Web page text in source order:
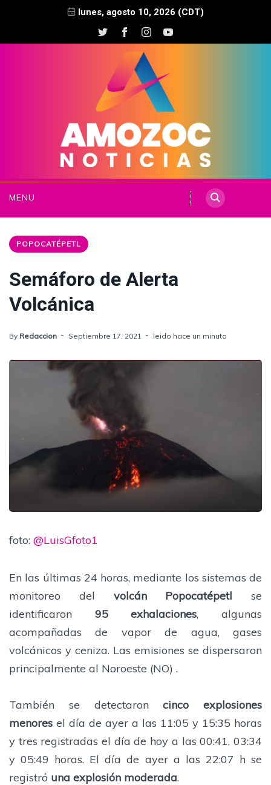
lunes, agosto 10, 2026 (CDT)
MENU
POPOCATÉPETL
Semáforo de Alerta
Volcánica
By Redaccion Septiembre 17, 2021 leido hace un minuto
foto: @LuisGfoto1
En las últimas 24 horas, mediante los sistemas de
monitoreo del volcán Popocatépetl se
identificaron 95 exhalaciones, algunas
acompañadas de vapor de agua, gases
volcánicos y ceniza. Las emisiones se dispersaron
principalmente al Noroeste (NO) .
También se detectaroncinco explosiones
menores el día de ayer a las 11:05 y 15:35 horas
y tres registradas el día de hoy a las 00:41, 03:34
y 05:49 horas. El día de ayer a las 22:07 h se
registró una explosión moderada.